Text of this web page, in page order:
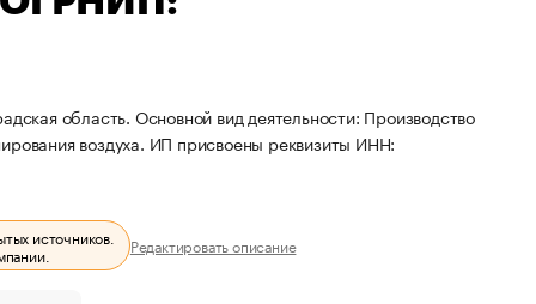
область. Основной вид деятельности: Производство
воздуха. ИП присвоены реквизиты ИНН:
источников. Редактировать описание